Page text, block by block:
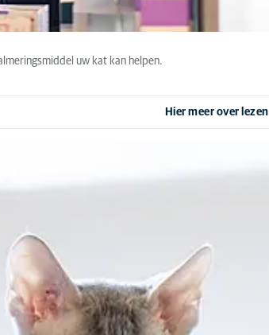
uw kat kan helpen.
Hier meer over lezen